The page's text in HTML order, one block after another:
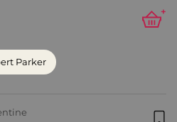
+
Parker